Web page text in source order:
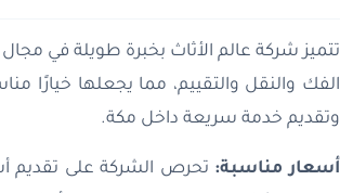
تتميز شركة عالم الأثاث بخبرة طويلة في
الفك والنقل والتقييم، مما يجعلها خيارًا
وتقديم خدمة سريعة داخل مكة.
أسعار مناسبة: تحرص الشركة على تقديم